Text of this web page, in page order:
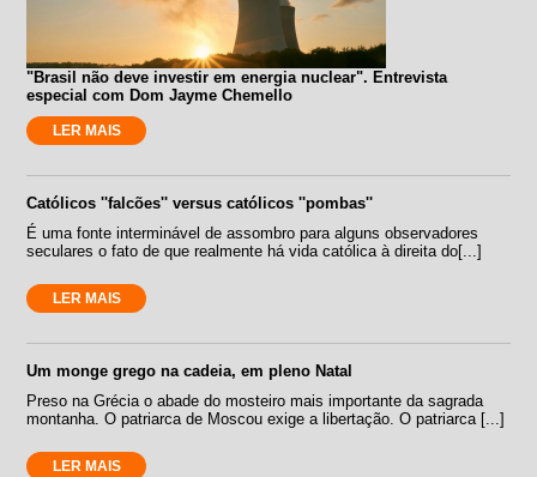
"Brasil não deve investir em energia nuclear". Entrevista
especial com Dom Jayme Chemello
LER MAIS
Católicos ''falcões'' versus católicos ''pombas''
É uma fonte interminável de assombro para alguns observadores
seculares o fato de que realmente há vida católica à direita do[...]
LER MAIS
Um monge grego na cadeia, em pleno Natal
Preso na Grécia o abade do mosteiro mais importante da sagrada
montanha. O patriarca de Moscou exige a libertação. O patriarca [...]
LER MAIS